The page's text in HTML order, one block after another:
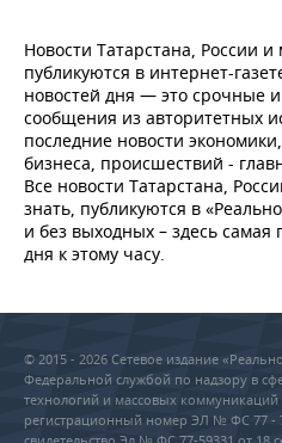
Новости Татарстана, России
публикуются в интернет-
новостей дня — это
сообщения из авторитетных
последние новости
бизнеса, происшествий -
Все новости Татарстана,
знать, публикуются в
и без выходных – здесь самая
дня к этому часу.
© 2015 - 2026 Сетевое издание
Федеральной службой по надзору в
технологий и массовых коммуникаций
регистрационный номер ЭЛ № ФС 77 -